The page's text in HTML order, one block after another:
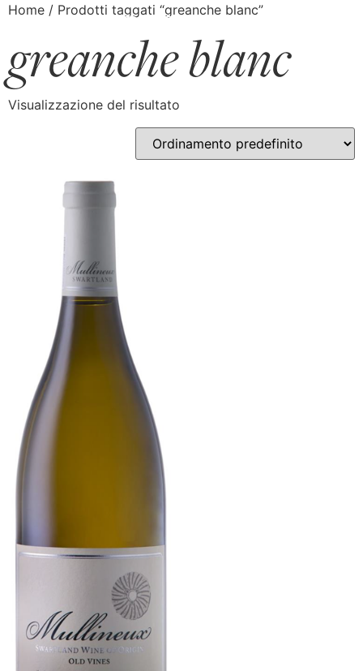
Home / Prodotti taggati “greanche blanc”
greanche blanc
Visualizzazione del risultato